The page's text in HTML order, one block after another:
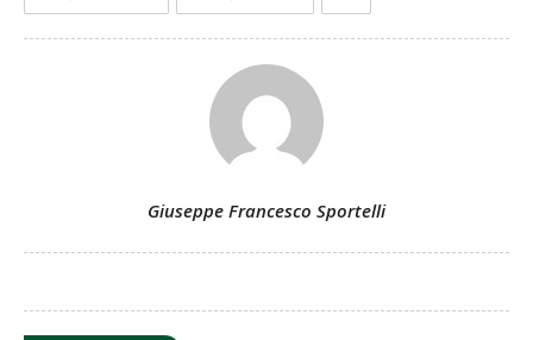
Giuseppe Francesco Sportelli